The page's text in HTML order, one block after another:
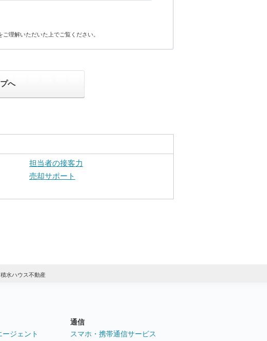
理解いただいた上でご覧ください。
へ
担当者の接客力
売却サポート
積水ハウス不動産
ージェント
通信
スマホ・携帯通信サービス